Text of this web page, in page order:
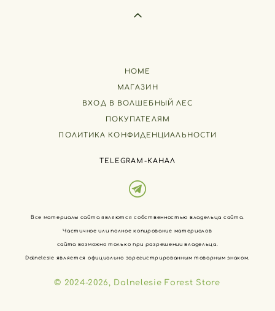
HOME
МАГАЗИН
ВХОД В ВОЛШЕБНЫЙ ЛЕС
ПОКУПАТЕЛЯМ
ПОЛИТИКА КОНФИДЕНЦИАЛЬНОСТИ
TELEGRAM-КАНАЛ
Все материалы сайта являются собственностью владельца сайта.
Частичное или полное копирование материалов
сайта возможно только при разрешении владельца.
Dalnelesie является официально зарегистрированным товарным знаком.
© 2024-2026, Dalnelesie Forest Store